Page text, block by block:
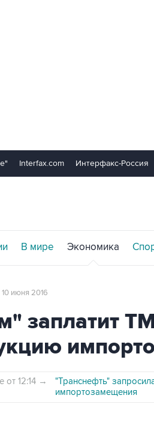
Interfax.com Интерфакс-Россия
В мире Экономика
10 июня 2016
заплатит
от 12:14 →
"Транснефть"
импортозамещения